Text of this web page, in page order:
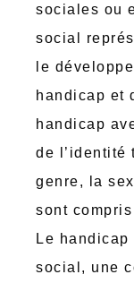
sociales ou
social
le
handicap et
handicap
de l’identité
genre, la
sont
Le
social, une